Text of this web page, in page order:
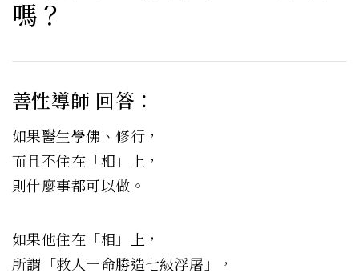
嗎？
善性導師 回答：
如果醫生學佛、修行，
而且不住在「相」上，
則什麼事都可以做。
如果他住在「相」上，
所謂「救人一命勝造七級浮屠」，